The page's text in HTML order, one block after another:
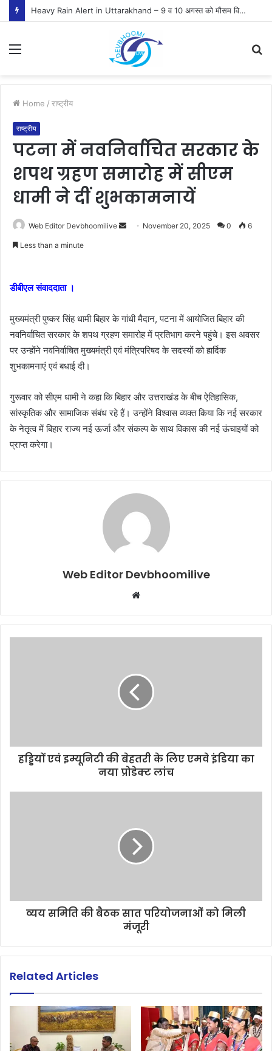
Heavy Rain Alert in Uttarakhand – 9 व 10 अगस्त को मौसम विभाग ने जारी किया ऑरेंज व येलो अलर्ट
Menu
Home / राष्ट्रीय
राष्ट्रीय
पटना में नवनिर्वाचित सरकार के
शपथ ग्रहण समारोह में सीएम
धामी ने दीं शुभकामनायें
Web Editor Devbhoomilive
Send November 20, 2025 0 6
Less than a minute
डीबीएल संवाददाता ।
मुख्यमंत्री पुष्कर सिंह धामी बिहार के गांधी मैदान, पटना में आयोजित बिहार की
नवनिर्वाचित सरकार के शपथ ग्रहण समारोह में प्रतिभाग करने पहुंचे। इस अवसर
पर उन्होंने नवनिर्वाचित मुख्यमंत्री एवं मंत्रिपरिषद के सदस्यों को हार्दिक
शुभकामनाएं एवं बधाई दी।
गुरूवार को सीएम धामी ने कहा कि बिहार और उत्तराखंड के बीच ऐतिहासिक,
सांस्कृतिक और सामाजिक संबंध रहे हैं। उन्होंने विश्वास व्यक्त किया कि नई सरकार
के नेतृत्व में बिहार राज्य नई ऊर्जा और संकल्प के साथ विकास की नई ऊंचाइयों को
प्राप्त करेगा।
Web Editor Devbhoomilive
Website
हड्डियों एवं इम्यूनिटी की बेहतरी के लिए एमवे इंडिया का
नया प्रोडेक्ट लांच
व्यय समिति की बैठक सात परियोजनाओं को मिली
मंजूरी
Related Articles